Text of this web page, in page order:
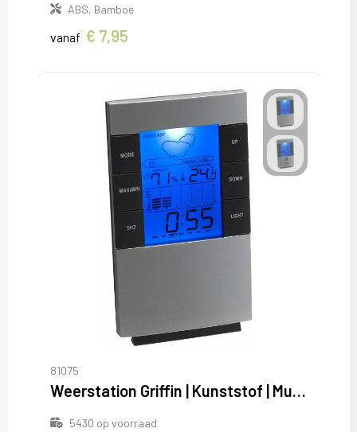
ABS, Bamboe
vanaf € 7,95
81075
Weerstation Griffin | Kunststof | Multifunctioneel
5430 op voorraad